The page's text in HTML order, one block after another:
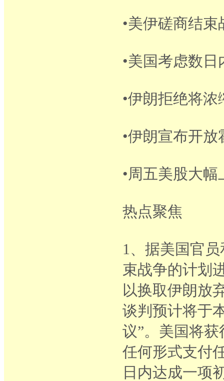
•美伊磋商结
•美国考虑数
•伊朗拒绝将
•伊朗宣布开
•周五美股大
热点聚焦
1、据美国官
束战争的计划
以换取伊朗放
谈判预计将于
议”。美国将
任何形式支付
日内达成一项